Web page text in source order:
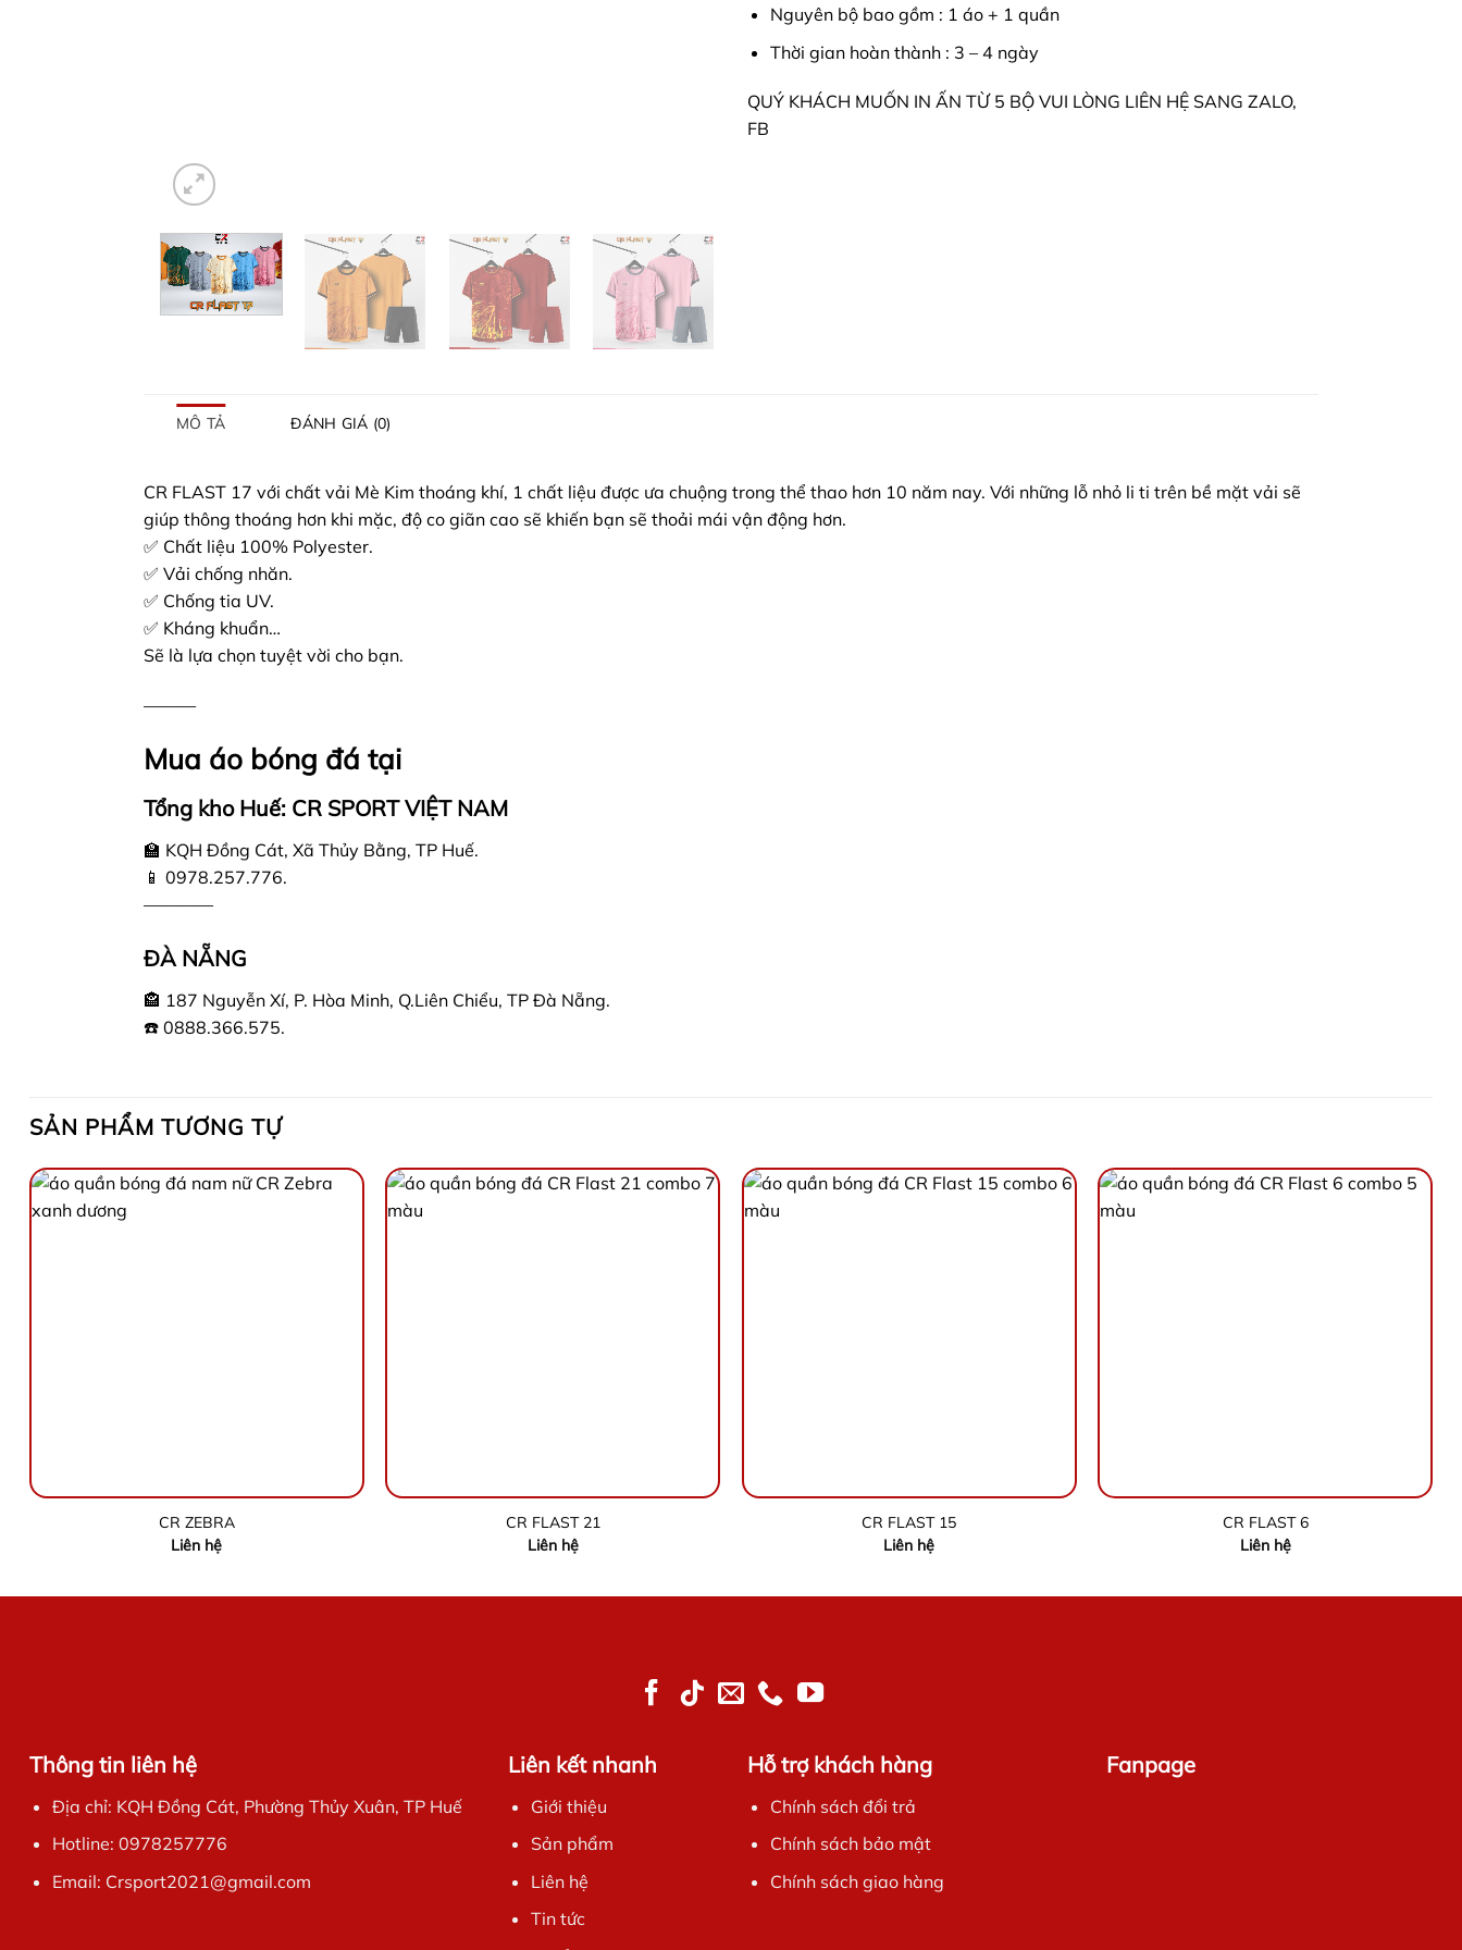
Nguyên bộ bao gồm : 1 áo + 1 quần
Thời gian hoàn thành : 3 – 4 ngày
QUÝ KHÁCH MUỐN IN ẤN TỪ 5 BỘ VUI LÒNG LIÊN HỆ SANG ZALO,
FB
MÔ TẢ ĐÁNH GIÁ (0)
CR FLAST 17 với chất vải Mè Kim thoáng khí, 1 chất liệu được ưa chuộng trong thể thao hơn 10 năm nay. Với những lỗ nhỏ li ti trên bề mặt vải sẽ
giúp thông thoáng hơn khi mặc, độ co giãn cao sẽ khiến bạn sẽ thoải mái vận động hơn.
✅️ Chất liệu 100% Polyester.
✅️ Vải chống nhăn.
✅️ Chống tia UV.
✅️ Kháng khuẩn…
Sẽ là lựa chọn tuyệt vời cho bạn.
———
Mua áo bóng đá tại
Tổng kho Huế: CR SPORT VIỆT NAM
🏫 KQH Đồng Cát, Xã Thủy Bằng, TP Huế.
📱 0978.257.776.
————
ĐÀ NẴNG
🏤 187 Nguyễn Xí, P. Hòa Minh, Q.Liên Chiểu, TP Đà Nẵng.
☎️ 0888.366.575.
SẢN PHẨM TƯƠNG TỰ
CR ZEBRA
Liên hệ
CR FLAST 21
Liên hệ
CR FLAST 15
Liên hệ
CR FLAST 6
Liên hệ
Thông tin liên hệ
Địa chỉ: KQH Đồng Cát, Phường Thủy Xuân, TP Huế
Hotline: 0978257776
Email: Crsport2021@gmail.com
Liên kết nhanh
Giới thiệu
Sản phẩm
Liên hệ
Tin tức
Hỗ trợ khách hàng
Chính sách đổi trả
Chính sách bảo mật
Chính sách giao hàng
Fanpage